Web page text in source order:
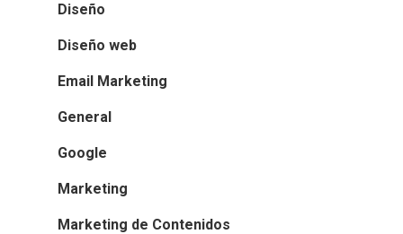
Diseño
Diseño web
Email Marketing
General
Google
Marketing
Marketing de Contenidos